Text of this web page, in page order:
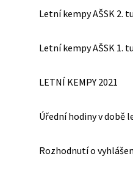
Letní kempy AŠSK 2.
Letní kempy AŠSK 1.
LETNÍ KEMPY 2021
Úřední hodiny v době
Rozhodnutí o